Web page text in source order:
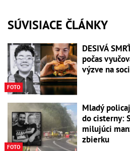
SÚVISIACE ČLÁNKY
FOTO
DESIVÁ
počas
výzve na
FOTO
Mladý
do cisterny:
milujúci
zbierku